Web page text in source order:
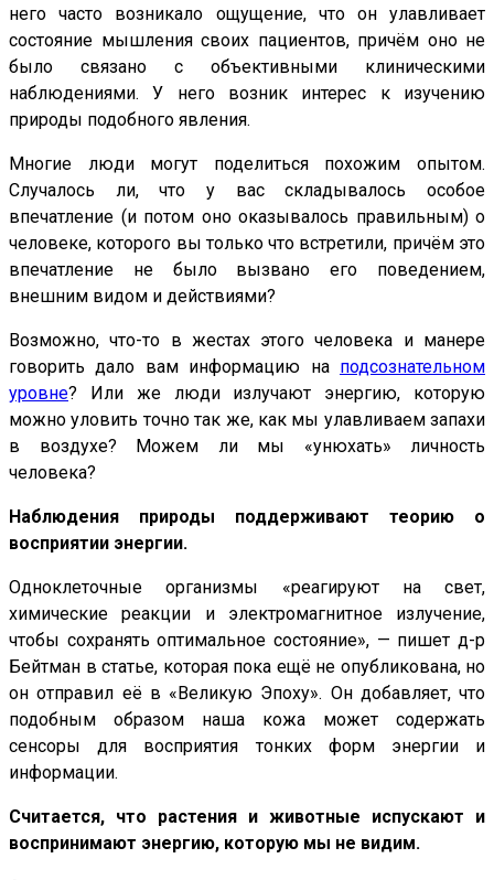
него часто возникало ощущение, что он улавливает
состояние мышления своих пациентов, причём оно не
было связано с объективными клиническими
наблюдениями. У него возник интерес к изучению
природы подобного явления.
Многие люди могут поделиться похожим опытом.
Случалось ли, что у вас складывалось особое
впечатление (и потом оно оказывалось правильным) о
человеке, которого вы только что встретили, причём это
впечатление не было вызвано его поведением,
внешним видом и действиями?
Возможно, что-то в жестах этого человека и манере
говорить дало вам информацию на подсознательном
уровне? Или же люди излучают энергию, которую
можно уловить точно так же, как мы улавливаем запахи
в воздухе? Можем ли мы «унюхать» личность
человека?
Наблюдения природы поддерживают теорию о
восприятии энергии.
Одноклеточные организмы «реагируют на свет,
химические реакции и электромагнитное излучение,
чтобы сохранять оптимальное состояние», — пишет д-р
Бейтман в статье, которая пока ещё не опубликована, но
он отправил её в «Великую Эпоху». Он добавляет, что
подобным образом наша кожа может содержать
сенсоры для восприятия тонких форм энергии и
информации.
Считается, что растения и животные испускают и
воспринимают энергию, которую мы не видим.